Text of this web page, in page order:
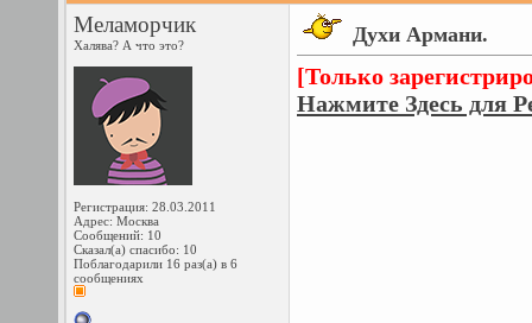
Меламорчик
Халява? А что это?
Регистрация: 28.03.2011
Адрес: Москва
Сообщений: 10
Сказал(а) спасибо: 10
Поблагодарили 16 раз(а) в 6
сообщениях
Духи Армани.
[Только
Нажмите Здесь для